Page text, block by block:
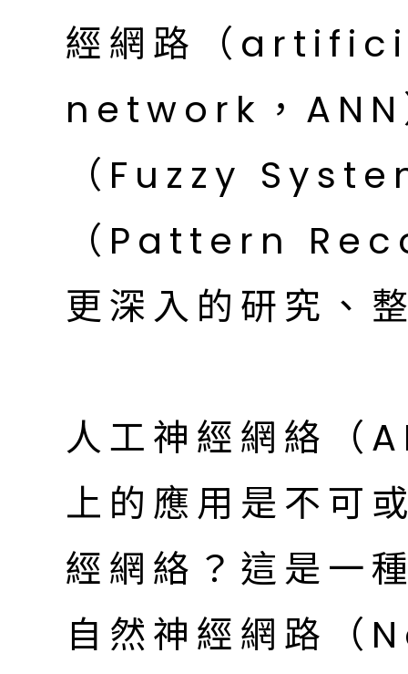
經網路（
network，ANN
（Fuzzy
（Pattern
更深入的研究、
人工神經網絡（
上的應用是不可
經網絡？這是一
自然神經網路